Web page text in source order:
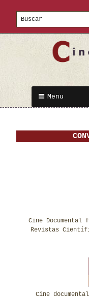
Menu
Cine Documental
Revistas
Cine